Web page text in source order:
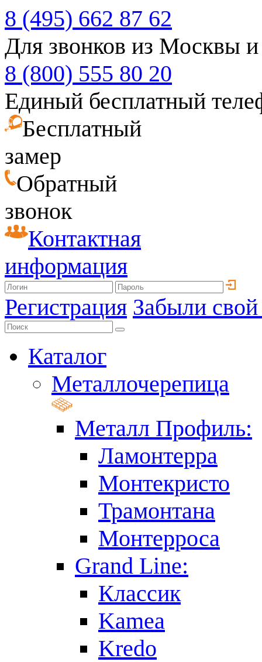
8 (495) 662 87 62
Для звонков из Москвы
8 (800) 555 80 20
Единый бесплатный
Бесплатный
замер
Обратный
звонок
Контактная
информация
Регистрация Забыли
Каталог
Металлочерепица
Металл Профиль:
Ламонтерра
Монтекристо
Трамонтана
Монтерроса
Grand Line:
Классик
Kamea
Kredo